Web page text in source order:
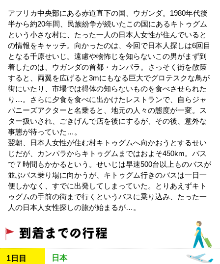
アフリカ中央部にある赤道直下の国、ウガンダ。1980年代後
半から約20年間、民族紛争が続いたこの国にあるキトゥグム
という小さな村に、たった一人の日本人女性が住んでいると
の情報をキャッチ。向かったのは、今回で日本人探しは6回目
となる千原せいじ。遠慮や物怖じを知らないこの男がまず到
着したのは、ウガンダの首都・カンパラ。さっそく街を散策
すると、両翼を広げると3mにもなる巨大でグロテスクな鳥が
街にいたり、市場では得体の知らないものを食べさせられた
り…。さらに夕食を食べに出かけたレストランで、自らジャ
パニーズアクターと名乗ると、地元の人々の態度が一変。ス
ター扱いされ、ごきげんで店を後にするが、その後、意外な
事態が待っていた…。
翌朝、日本人女性が住む村キトゥグムへ向かおうとするせい
じだが、カンパラからキトゥグムまではおよそ450km。バス
で７時間もかかるという。せいじは早速500台以上ものバスが
並ぶバス乗り場に向かうが、キトゥグム行きのバスは一日一
便しかなく、すでに出発してしまっていた。とりあえずキト
ゥグムの手前の街まで行くというバスに乗り込み、たった一
人の日本人女性探しの旅が始まるが…。
1日目 日本